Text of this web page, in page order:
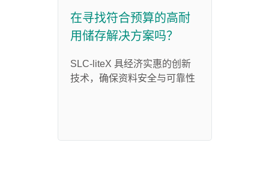
在寻找符合预算的高耐
用储存解决方案吗？
SLC-liteX 具经济实惠的创新
技术，确保资料安全与可靠性